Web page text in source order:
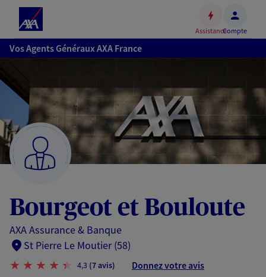
Accéder
au
Accéder
au
pied
de
page
AssistanceCompte
Vos Agents Généraux AXA France
Bourgeot et Bouloute
AXA Assurance & Banque
St Pierre Le Moutier (58)
4,3 (7 avis) Donnez votre avis